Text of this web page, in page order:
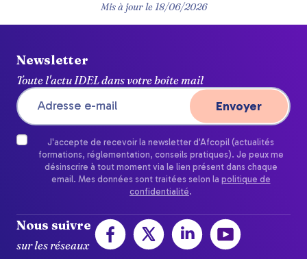
Mis à jour le18/06/2026
Newsletter
Toute l'actu IDEL dans votre boîte mail
J'accepte de recevoir la newsletter d'Afcopil (actualités
formations, réglementation, conseils pratiques). Je peux me
désinscrire à tout moment via le lien présent dans chaque
email. Mes données sont traitées selon la politique de
confidentialité.
Nous suivre
sur les réseaux